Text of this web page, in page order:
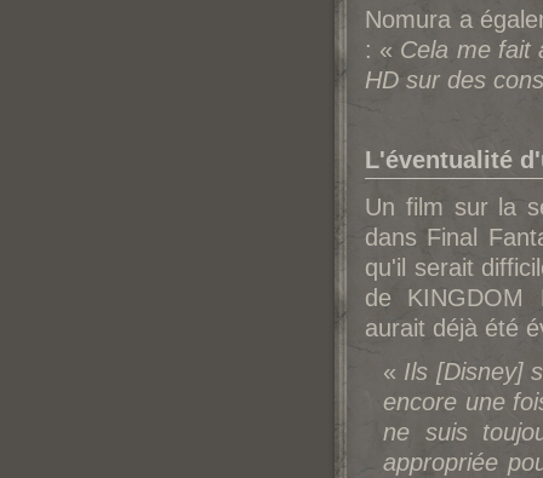
Nomura a
: « Cela me fait
HD sur des
L'éventualité
Un film sur la
dans Final
qu'il serait
de KINGDOM
aurait déjà été
« Ils [Disney]
encore une
ne suis
appropriée